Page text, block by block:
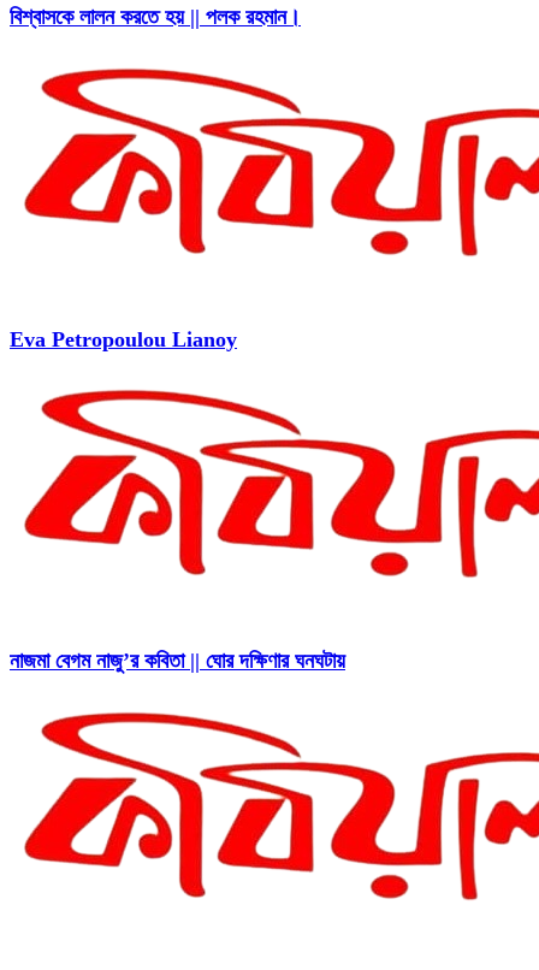
বিশ্বাসকে লালন করতে হয় || পলক রহমান।
Eva Petropoulou Lianoy
নাজমা বেগম নাজু’র কবিতা || ঘোর দক্ষিণার ঘনঘটায়